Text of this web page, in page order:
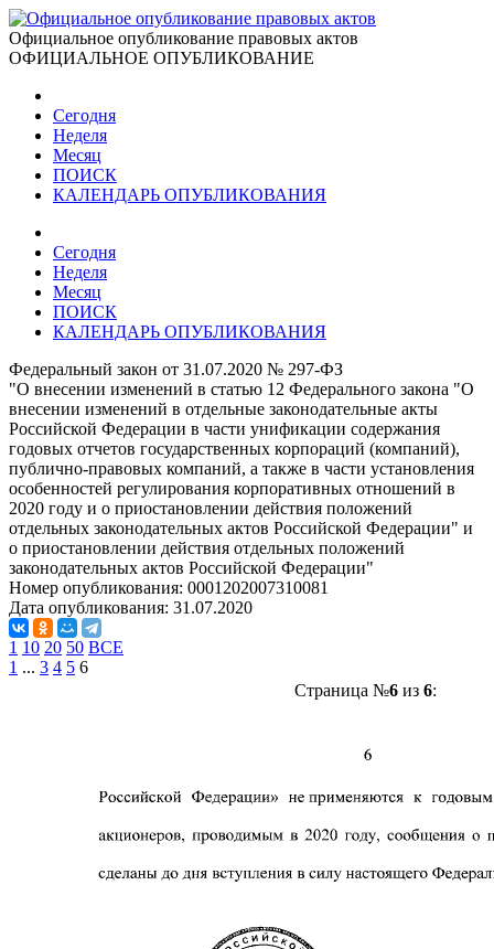
Официальное опубликование правовых актов
ОФИЦИАЛЬНОЕ ОПУБЛИКОВАНИЕ
Сегодня
Неделя
Месяц
ПОИСК
КАЛЕНДАРЬ ОПУБЛИКОВАНИЯ
Сегодня
Неделя
Месяц
ПОИСК
КАЛЕНДАРЬ ОПУБЛИКОВАНИЯ
Федеральный закон от 31.07.2020 № 297-ФЗ
"О внесении изменений в статью 12 Федерального закона "О
внесении изменений в отдельные законодательные акты
Российской Федерации в части унификации содержания
годовых отчетов государственных корпораций (компаний),
публично-правовых компаний, а также в части установления
особенностей регулирования корпоративных отношений в
2020 году и о приостановлении действия положений
отдельных законодательных актов Российской Федерации" и
о приостановлении действия отдельных положений
законодательных актов Российской Федерации"
Номер опубликования: 0001202007310081
Дата опубликования: 31.07.2020
1 10 20 50 ВСЕ
1 ... 3 4 5 6
Страница №6из 6: